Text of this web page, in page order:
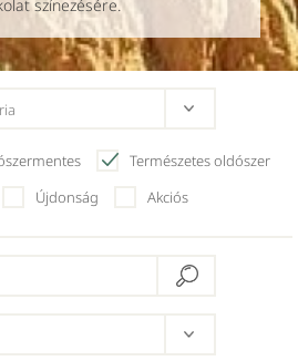
színezésére.
Természetes oldószer
Újdonság Akciós